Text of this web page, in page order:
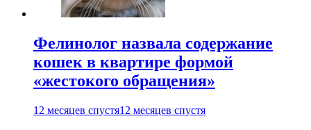
Фелинолог назвала содержание
кошек в квартире формой
«жестокого обращения»
12 месяцев спустя12 месяцев спустя